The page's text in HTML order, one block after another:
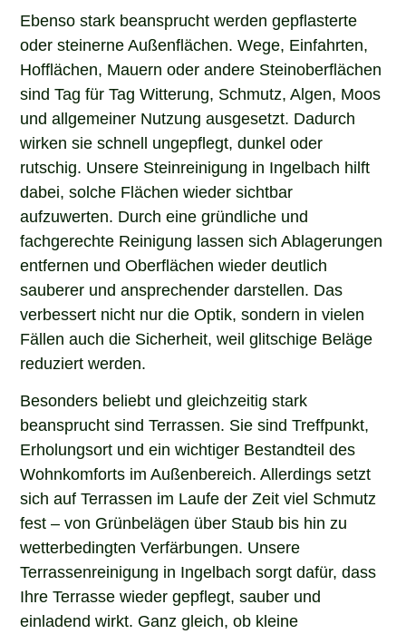
Ebenso stark beansprucht werden gepflasterte
oder steinerne Außenflächen. Wege, Einfahrten,
Hofflächen, Mauern oder andere Steinoberflächen
sind Tag für Tag Witterung, Schmutz, Algen, Moos
und allgemeiner Nutzung ausgesetzt. Dadurch
wirken sie schnell ungepflegt, dunkel oder
rutschig. Unsere Steinreinigung in Ingelbach hilft
dabei, solche Flächen wieder sichtbar
aufzuwerten. Durch eine gründliche und
fachgerechte Reinigung lassen sich Ablagerungen
entfernen und Oberflächen wieder deutlich
sauberer und ansprechender darstellen. Das
verbessert nicht nur die Optik, sondern in vielen
Fällen auch die Sicherheit, weil glitschige Beläge
reduziert werden.
Besonders beliebt und gleichzeitig stark
beansprucht sind Terrassen. Sie sind Treffpunkt,
Erholungsort und ein wichtiger Bestandteil des
Wohnkomforts im Außenbereich. Allerdings setzt
sich auf Terrassen im Laufe der Zeit viel Schmutz
fest – von Grünbelägen über Staub bis hin zu
wetterbedingten Verfärbungen. Unsere
Terrassenreinigung in Ingelbach sorgt dafür, dass
Ihre Terrasse wieder gepflegt, sauber und
einladend wirkt. Ganz gleich, ob kleine